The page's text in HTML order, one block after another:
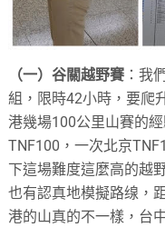
（一）谷關越野賽 ：我
組，限時42小時，要爬
港幾場100公里山賽的
TNF100，一次北京
下這場難度這麼高的越
也有認真地模擬路缐，
港的山真的不一樣，台